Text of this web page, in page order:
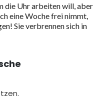
die Uhr arbeiten will, aber
eine Woche frei nimmt,
Sie verbrennen sich in